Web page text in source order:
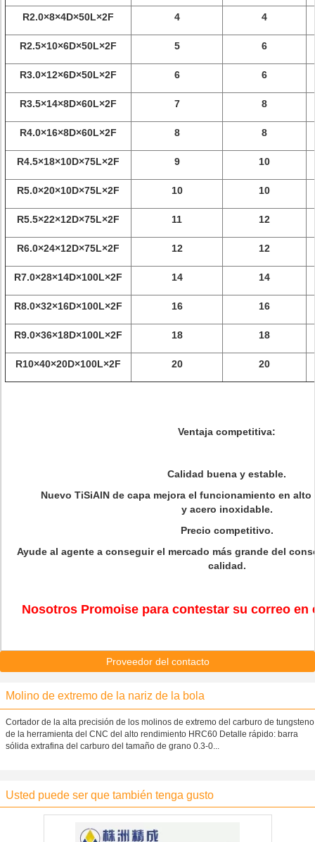
R2.0×8×4D×50L×2F 4 4
R2.5×10×6D×50L×2F 5 6
R3.0×12×6D×50L×2F 6 6
R3.5×14×8D×60L×2F 7 8
R4.0×16×8D×60L×2F 8 8
R4.5×18×10D×75L×2F 9 10
R5.0×20×10D×75L×2F 10 10
R5.5×22×12D×75L×2F 11 12
R6.0×24×12D×75L×2F 12 12
R7.0×28×14D×100L×2F 14 14
R8.0×32×16D×100L×2F 16 16
R9.0×36×18D×100L×2F 18 18
R10×40×20D×100L×2F 20 20
Ventaja competitiva:
Calidad buena y estable.
Nuevo TiSiAlN de capa mejora el funcionamiento en alto
y acero inoxidable.
Precio competitivo.
Ayude al agente a conseguir el mercado más grande del
calidad.
Nosotros Promoise para contestar su correo en
Proveedor del contacto
Molino de extremo de la nariz de la bola
Cortador de la alta precisión de los molinos de extremo del carburo de tungsteno
de la herramienta del CNC del alto rendimiento HRC60 Detalle rápido: barra
sólida extrafina del carburo del tamaño de grano 0.3-0...
Usted puede ser que también tenga gusto